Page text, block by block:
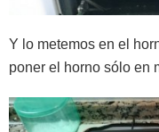
Y lo metemos en el
poner el horno sólo en